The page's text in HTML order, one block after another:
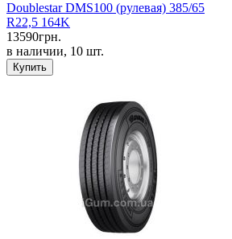
Doublestar DMS100 (рулевая) 385/65
R22,5 164K
13590грн.
в наличии, 10 шт.
Купить